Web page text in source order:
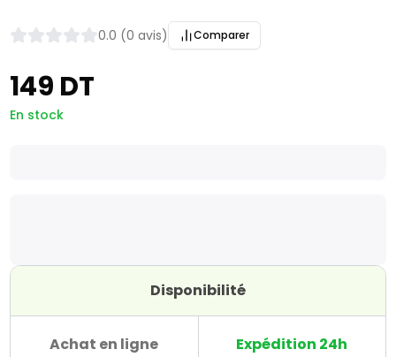
0.0 (0 avis) Comparer
149 DT
En stock
Disponibilité
Achat en ligne Expédition 24h